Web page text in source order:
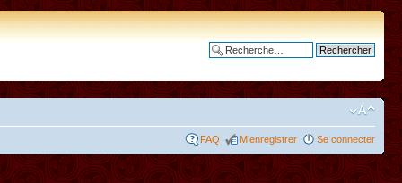
FAQ M’enregistrer Se connecter